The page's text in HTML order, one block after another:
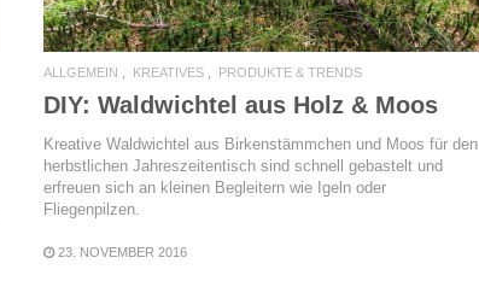
ALLGEMEIN KREATIVES PRODUKTE & TRENDS
DIY: Waldwichtel aus Holz & Moos
Kreative Waldwichtel aus Birkenstämmchen und Moos für den
herbstlichen Jahreszeitentisch sind schnell gebastelt und
erfreuen sich an kleinen Begleitern wie Igeln oder
Fliegenpilzen.
23. NOVEMBER 2016